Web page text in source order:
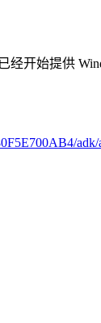
始提供
adk/